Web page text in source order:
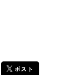
ポスト